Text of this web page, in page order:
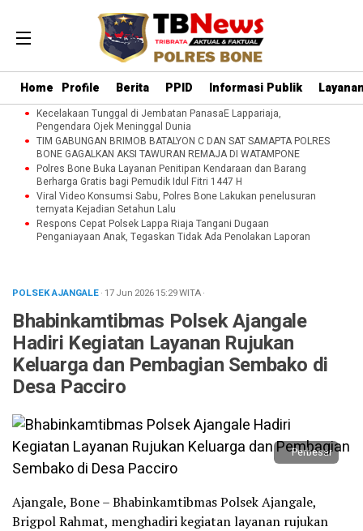
Home Profile Berita PPID Informasi Publik
Kecelakaan Tunggal di Jembatan PanasaE Lappariaja,
Pengendara Ojek Meninggal Dunia
TIM GABUNGAN BRIMOB BATALYON C DAN SAT SAMAPTA POLRES
BONE GAGALKAN AKSI TAWURAN REMAJA DI WATAMPONE
Polres Bone Buka Layanan Penitipan Kendaraan dan Barang
Berharga Gratis bagi Pemudik Idul Fitri 1447 H
Viral Video Konsumsi Sabu, Polres Bone Lakukan penelusuran
ternyata Kejadian Setahun Lalu
Respons Cepat Polsek Lappa Riaja Tangani Dugaan
Penganiayaan Anak, Tegaskan Tidak Ada Penolakan Laporan
POLSEK AJANGALE· 17 Jun 202615:29WITA·
Bhabinkamtibmas Polsek Ajangale
Hadiri Kegiatan Layanan Rujukan
Keluarga dan Pembagian Sembako di
Desa Pacciro
Perbesar
Ajangale, Bone – Bhabinkamtibmas Polsek Ajangale,
Brigpol Rahmat, menghadiri kegiatan layanan rujukan